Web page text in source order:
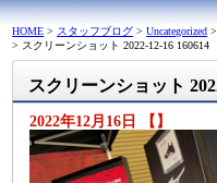
HOME > スタッフブログ >Uncategorized >
> スクリーンショット 2022-12-16 160614
スクリーンショット
2022年12月16日 【】